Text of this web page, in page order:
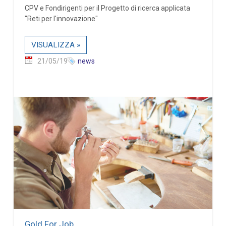
CPV e Fondirigenti per il Progetto di ricerca applicata
"Reti per l'innovazione"
VISUALIZZA »
21/05/19 news
Gold For Job